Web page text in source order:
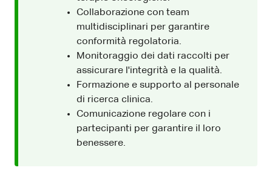
Collaborazione con team
multidisciplinari per garantire
conformità regolatoria.
Monitoraggio dei dati raccolti per
assicurare l'integrità e la qualità.
Formazione e supporto al personale
di ricerca clinica.
Comunicazione regolare con i
partecipanti per garantire il loro
benessere.